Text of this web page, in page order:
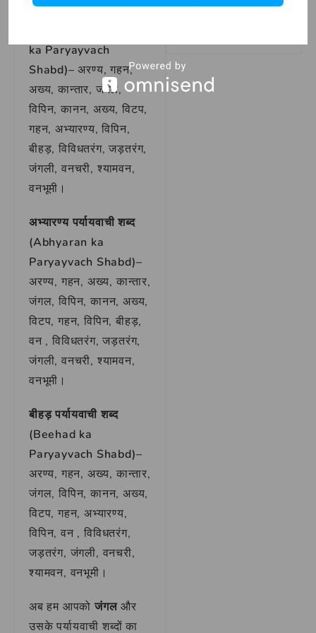
ka Paryayvach
Shabd)– अरण्य, गहन,
अख्य, कान्तार, जंगल,
विपिन, कानन, अख्य, विटप,
गहन, अभ्यारण्य, विपिन,
बीहड़, विविधतरंग, जड़तरंग,
जंगली, वनचरी, श्यामवन,
वनभूमी।
अभ्यारण्य पर्यायवाची शब्द
(Abhyaran ka
Paryayvach Shabd)–
अरण्य, गहन, अख्य, कान्तार,
जंगल, विपिन, कानन, अख्य,
विटप, गहन, विपिन, बीहड़,
वन , विविधतरंग, जड़तरंग,
जंगली, वनचरी, श्यामवन,
वनभूमी।
बीहड़ पर्यायवाची शब्द
(Beehad ka
Paryayvach Shabd)–
अरण्य, गहन, अख्य, कान्तार,
जंगल, विपिन, कानन, अख्य,
विटप, गहन, अभ्यारण्य,
विपिन, वन , विविधतरंग,
जड़तरंग, जंगली, वनचरी,
श्यामवन, वनभूमी।
अब हम आपको जंगलऔर
उसके पर्यायवाची शब्दों का